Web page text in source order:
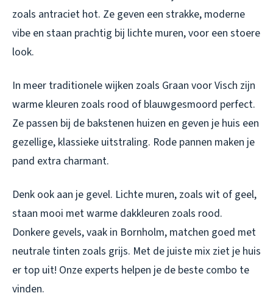
zoals antraciet hot. Ze geven een strakke, moderne
vibe en staan prachtig bij lichte muren, voor een stoere
look.
In meer traditionele wijken zoals Graan voor Visch zijn
warme kleuren zoals rood of blauwgesmoord perfect.
Ze passen bij de bakstenen huizen en geven je huis een
gezellige, klassieke uitstraling. Rode pannen maken je
pand extra charmant.
Denk ook aan je gevel. Lichte muren, zoals wit of geel,
staan mooi met warme dakkleuren zoals rood.
Donkere gevels, vaak in Bornholm, matchen goed met
neutrale tinten zoals grijs. Met de juiste mix ziet je huis
er top uit! Onze experts helpen je de beste combo te
vinden.